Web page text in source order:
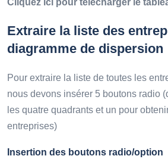
Cliquez ici pour télécharger le
Extraire la liste des
diagramme de dispersion
Pour extraire la liste de toutes les
nous devons insérer 5 boutons radio
les quatre quadrants et un pour
entreprises)
Insertion des boutons radio/option